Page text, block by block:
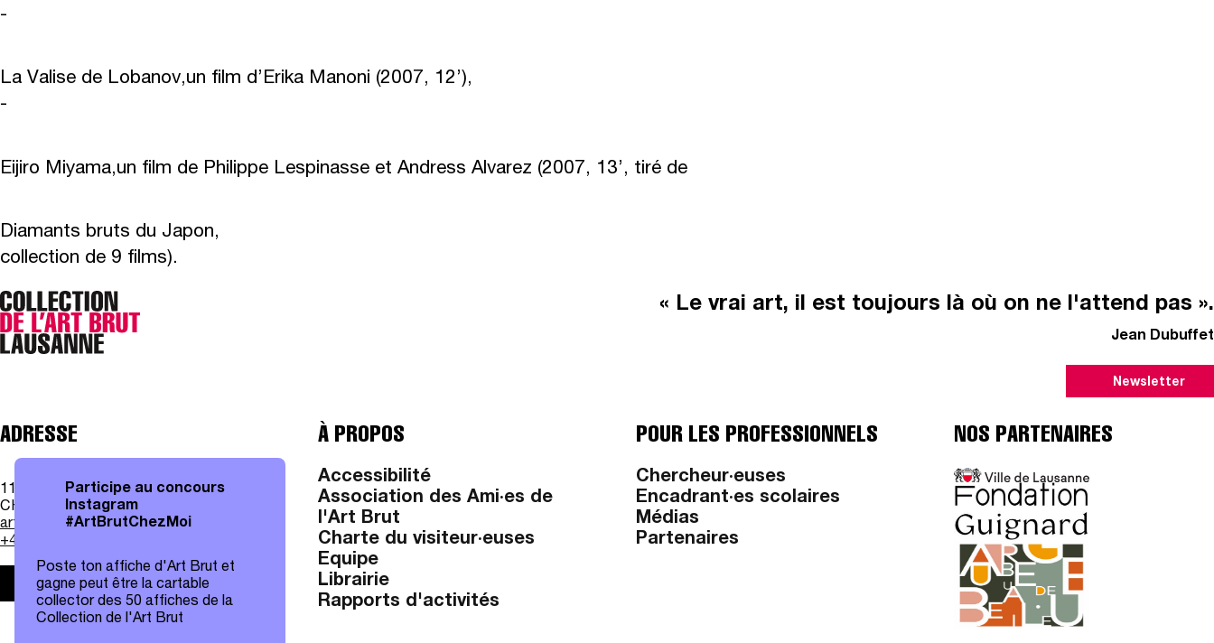
Participe au concours
Instagram
#ArtBrutChezMoi
Poste ton affiche d'Art Brut et
gagne peut être la cartable
collector des 50 affiches de la
Collection de l'Art Brut
-
La Valise de Lobanov,un film d’Erika Manoni (2007, 12’),
-
Eijiro Miyama,un film de Philippe Lespinasse et Andress Alvarez (2007, 13’, tiré de
Diamants bruts du Japon,
collection de 9 films).
« Le vrai art, il est toujours là où on ne l'attend pas ».
Jean Dubuffet
Newsletter
ADRESSE
11, av. des Bergières
CH - 1004 Lausanne
art.brut@lausanne.ch
+41 21 315 25 70
Infos pratiques
À PROPOS
Accessibilité
Association des Ami·es de
l'Art Brut
Charte du visiteur·euses
Equipe
Librairie
Rapports d'activités
POUR LES PROFESSIONNELS
Chercheur·euses
Encadrant·es scolaires
Médias
Partenaires
NOS PARTENAIRES